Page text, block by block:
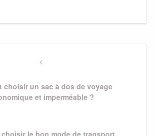
Previous
choisir un sac à dos de voyage
et imperméable ?